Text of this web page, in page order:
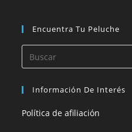
Encuentra Tu Peluche
Información De Interés
Política de afiliación